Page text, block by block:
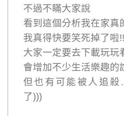
不過不瞞大家說
看到這個分析我在家真
我真得快要笑死掉了
大家一定要去下載玩玩
會增加不少生活樂趣的
但也有可能被人追
了)))